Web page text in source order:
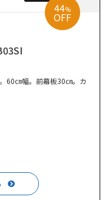
44%
OFF
60㎝幅。前幕板30㎝。カ